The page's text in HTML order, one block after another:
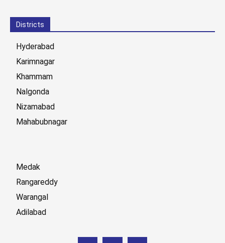
Districts
Hyderabad
Karimnagar
Khammam
Nalgonda
Nizamabad
Mahabubnagar
Medak
Rangareddy
Warangal
Adilabad